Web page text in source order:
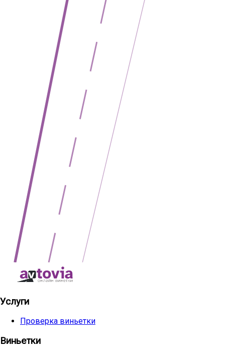
Услуги
Проверка виньетки
Виньетки